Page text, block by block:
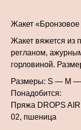
Жакет «Бронзовое
Жакет вяжется из
регланом,
горловиной.
Размеры: S — M
Понадобится:
Пряжа DROPS AIR
02, пшеница